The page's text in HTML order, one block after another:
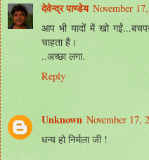
देवेन्द्र पाण्डेय November
आप भी यादों में खो
चाहता है।
..अच्छा लगा.
Reply
Unknown November 17,
धन्य हो निर्मला जी !